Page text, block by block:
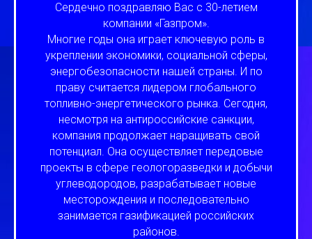
Сердечно поздравляю Вас с 30-летием
компании «Газпром».
Многие годы она играет ключевую роль в
укреплении экономики, социальной сферы,
энергобезопасности нашей страны. И по
праву считается лидером глобального
топливно-энергетического рынка. Сегодня,
несмотря на антироссийские санкции,
компания продолжает наращивать свой
потенциал. Она осуществляет передовые
проекты в сфере геологоразведки и добычи
углеводородов, разрабатывает новые
месторождения и последовательно
занимается газификацией российских
районов.